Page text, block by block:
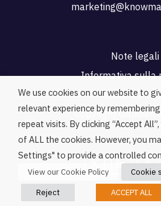
Note legali
Informativa sulla
Politica sui
Copyright
We use cookies on our website to
relevant experience by
repeat visits. By clicking “Accept
of ALL the cookies. However, you
Settings" to provide a controlled
View our Cookie Policy
Cookie
Reject
ACCEPT ALL